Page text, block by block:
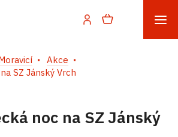
Akce
SZ Jánský Vrch
noc na SZ Jánský